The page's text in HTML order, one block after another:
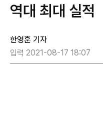
역대 최대 실적
한영훈 기자
입력 2021-08-17 18:07